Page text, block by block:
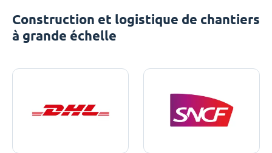
Construction et logistique de chantiers
à grande échelle